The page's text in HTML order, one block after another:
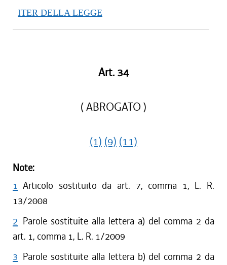
ITER DELLA LEGGE
Art. 34
( ABROGATO )
(1) (9) (11)
Note:
1 Articolo sostituito da art. 7, comma 1, L. R.
13/2008
2 Parole sostituite alla lettera a) del comma 2 da
art. 1, comma 1, L. R. 1/2009
3 Parole sostituite alla lettera b) del comma 2 da